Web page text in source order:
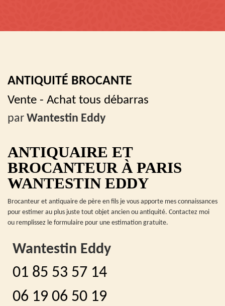
ANTIQUITÉ BROCANTE
Vente - Achat tous débarras
par Wantestin Eddy
ANTIQUAIRE ET
BROCANTEUR À PARIS
WANTESTIN EDDY
Brocanteur et antiquaire de père en fils je vous apporte mes connaissances
pour estimer au plus juste tout objet ancien ou antiquité. Contactez moi
ou remplissez le formulaire pour une estimation gratuite.
Wantestin Eddy
01 85 53 57 14
06 19 06 50 19